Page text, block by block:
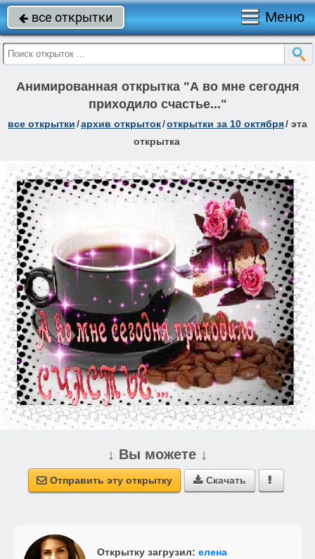
 все открытки Меню
Анимированная открытка "А во мне сегодня
приходило счастье..."
все открытки/архив открыток/открытки за 10 октября/ эта
открытка
↓ Вы можете ↓
 Отправить эту открытку  Скачать 
Открытку загрузил: елена